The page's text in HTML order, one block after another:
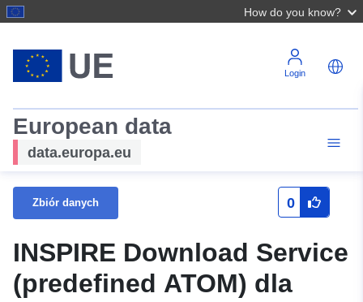
How do you know?
Login
European data
data.europa.eu
Zbiór danych 0
INSPIRE Download Service
(predefined ATOM) dla